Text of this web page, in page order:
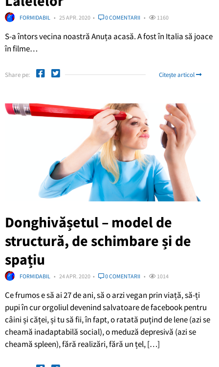
FORMIDABIL 25 APR. 2020 0 COMENTARII 1160
S-a întors vecina noastră Anuța acasă. A fost în Italia să joace
în filme…
Share pe: Citește articol
Donghivășetul – model de
structură, de schimbare și de
spațiu
FORMIDABIL 24 APR. 2020 0 COMENTARII 1014
Ce frumos e să ai 27 de ani, să o arzi vegan prin viață, să-ți
pupi în cur orgoliul devenind salvatoare de facebook pentru
câini și căței, și tu să fii, în fapt, o ratată puțind de lene (azi se
cheamă inadaptabilă social), o meduză depresivă (azi se
cheamă spleen), fără realizări, fără un țel, […]